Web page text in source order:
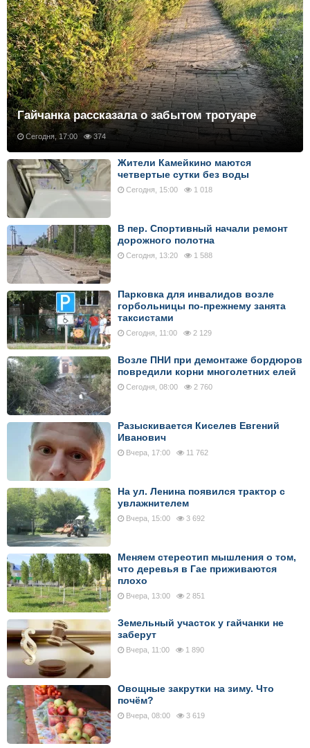
Гайчанка рассказала о забытом тротуаре
Сегодня, 17:00 374
Жители Камейкино маются
четвертые сутки без воды
Сегодня, 15:00 1 018
В пер. Спортивный начали ремонт
дорожного полотна
Сегодня, 13:20 1 588
Парковка для инвалидов возле
горбольницы по-прежнему занята
таксистами
Сегодня, 11:00 2 129
Возле ПНИ при демонтаже бордюров
повредили корни многолетних елей
Сегодня, 08:00 2 760
Разыскивается Киселев Евгений
Иванович
Вчера, 17:00 11 762
На ул. Ленина появился трактор с
увлажнителем
Вчера, 15:00 3 692
Меняем стереотип мышления о том,
что деревья в Гае приживаются
плохо
Вчера, 13:00 2 851
Земельный участок у гайчанки не
заберут
Вчера, 11:00 1 890
Овощные закрутки на зиму. Что
почём?
Вчера, 08:00 3 619